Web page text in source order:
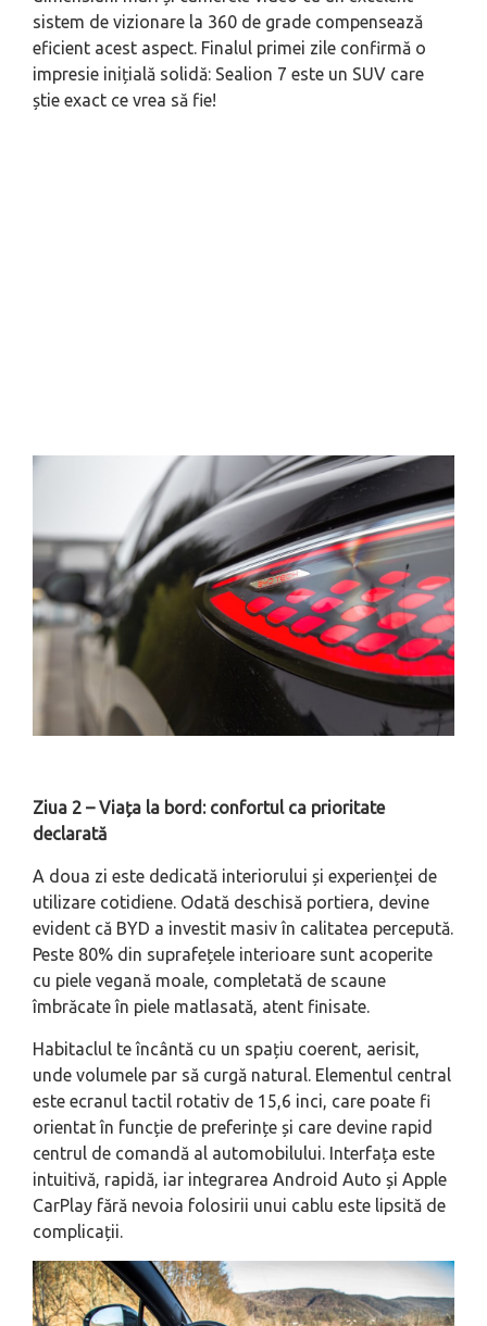
sistem de vizionare la 360 de grade compensează
eficient acest aspect. Finalul primei zile confirmă o
impresie inițială solidă: Sealion 7 este un SUV care
știe exact ce vrea să fie!
Ziua 2 – Viața la bord: confortul ca prioritate
declarată
A doua zi este dedicată interiorului și experienței de
utilizare cotidiene. Odată deschisă portiera, devine
evident că BYD a investit masiv în calitatea percepută.
Peste 80% din suprafețele interioare sunt acoperite
cu piele vegană moale, completată de scaune
îmbrăcate în piele matlasată, atent finisate.
Habitaclul te încântă cu un spațiu coerent, aerisit,
unde volumele par să curgă natural. Elementul central
este ecranul tactil rotativ de 15,6 inci, care poate fi
orientat în funcție de preferințe și care devine rapid
centrul de comandă al automobilului. Interfața este
intuitivă, rapidă, iar integrarea Android Auto și Apple
CarPlay fără nevoia folosirii unui cablu este lipsită de
complicații.